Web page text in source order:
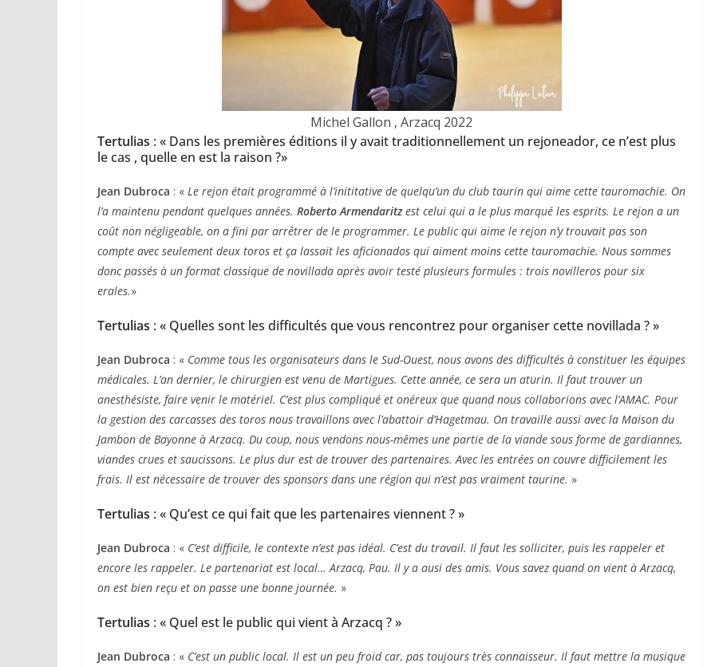
Michel Gallon , Arzacq 2022
Tertulias : « Dans les premières éditions il y avait traditionnellement un rejoneador, ce n’est plus
le cas , quelle en est la raison ?»
Jean Dubroca : « Le rejon était programmé à l’inititative de quelqu’un du club taurin qui aime cette tauromachie. On
l’a maintenu pendant quelques années. Roberto Armendaritzest celui qui a le plus marqué les esprits. Le rejon a un
coût non négligeable, on a fini par arrêtrer de le programmer. Le public qui aime le rejon n’y trouvait pas son
compte avec seulement deux toros et ça lassait les aficionados qui aiment moins cette tauromachie. Nous sommes
donc passés à un format classique de novillada après avoir testé plusieurs formules : trois novilleros pour six
erales.»
Tertulias : « Quelles sont les difficultés que vous rencontrez pour organiser cette novillada ? »
Jean Dubroca : « Comme tous les organisateurs dans le Sud-Ouest, nous avons des difficultés à constituer les équipes
médicales. L’an dernier, le chirurgien est venu de Martigues. Cette année, ce sera un aturin. Il faut trouver un
anesthésiste, faire venir le matériel. C’est plus compliqué et onéreux que quand nous collaborions avec l’AMAC. Pour
la gestion des carcasses des toros nous travaillons avec l’abattoir d’Hagetmau. On travaille aussi avec la Maison du
Jambon de Bayonne à Arzacq. Du coup, nous vendons nous-mêmes une partie de la viande sous forme de gardiannes,
viandes crues et saucissons. Le plus dur est de trouver des partenaires. Avec les entrées on couvre difficilement les
frais. Il est nécessaire de trouver des sponsors dans une région qui n’est pas vraiment taurine. »
Tertulias : « Qu’est ce qui fait que les partenaires viennent ? »
Jean Dubroca : « C’est difficile, le contexte n’est pas idéal. C’est du travail. Il faut les solliciter, puis les rappeler et
encore les rappeler. Le partenariat est local… Arzacq, Pau. Il y a ausi des amis. Vous savez quand on vient à Arzacq,
on est bien reçu et on passe une bonne journée. »
Tertulias : « Quel est le public qui vient à Arzacq ? »
Jean Dubroca : « C’est un public local. Il est un peu froid car, pas toujours très connaisseur. Il faut mettre la musique